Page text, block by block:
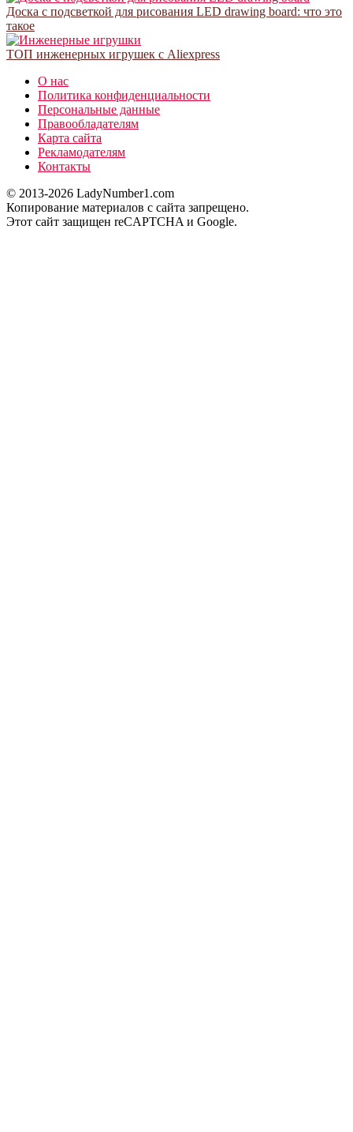
Доска с подсветкой для рисования LED drawing board: что это
такое
ТОП инженерных игрушек с Aliexpress
О нас
Политика конфиденциальности
Персональные данные
Правообладателям
Карта сайта
Рекламодателям
Контакты
© 2013-2026 LadyNumber1.com
Копирование материалов c сайта запрещено.
Этот сайт защищен reCAPTCHA и Google.